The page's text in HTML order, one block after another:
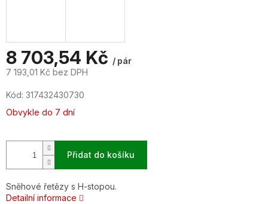
8 703,54 Kč / pár
7 193,01 Kč bez DPH
cena:
Kód: 317432430730
Obvykle do 7 dní
Přidat do košíku
Sněhové řetězy s H-stopou.
Detailní informace